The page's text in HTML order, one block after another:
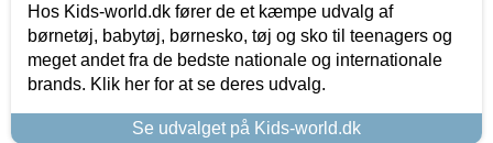
Hos Kids-world.dk fører de et kæmpe udvalg af
børnetøj, babytøj, børnesko, tøj og sko til teenagers og
meget andet fra de bedste nationale og internationale
brands. Klik her for at se deres udvalg.
Se udvalget på Kids-world.dk